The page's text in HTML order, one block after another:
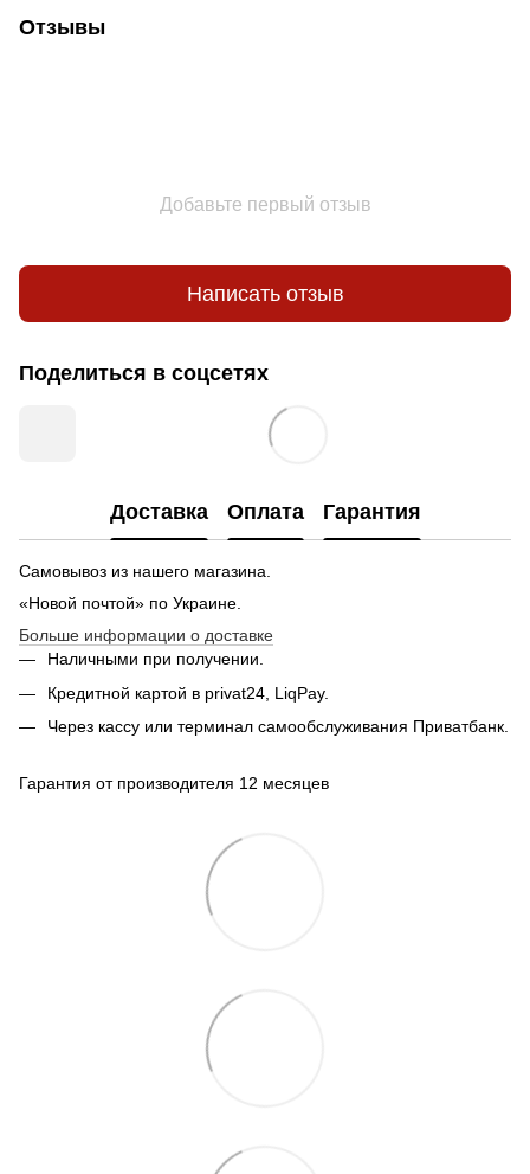
Отзывы
Добавьте первый отзыв
Написать отзыв
Поделиться в соцсетях
Доставка Оплата Гарантия
Самовывоз из нашего магазина.
«Новой почтой» по Украине.
Больше информации о доставке
Наличными при получении.
Кредитной картой в privat24, LiqPay.
Через кассу или терминал самообслуживания Приватбанк.
Гарантия от производителя 12 месяцев